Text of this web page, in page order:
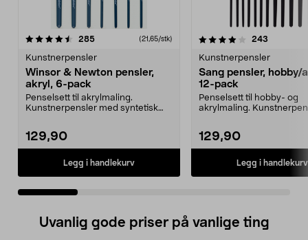
285anmeldelser(21,65/stk)
Kunstnerpensler
Winsor & Newton pensler,
akryl, 6-pack
Penselsett til akrylmaling.
Kunstnerpensler med syntetisk
129,90
Legg i handlekurv
4.0 av 5 stjerner 243
Kunstnerpensler
Sang pensler, hobby/
12-pack
Penselsett til hobby- og
akrylmaling.
129,90
Legg i handlekurv
4.0 av 5 stjerner
Uvanlig gode priser på vanlige ting